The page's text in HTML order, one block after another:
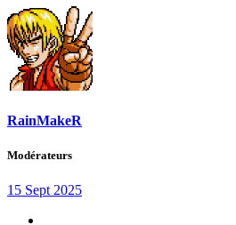
RainMakeR
Modérateurs
15 Sept 2025